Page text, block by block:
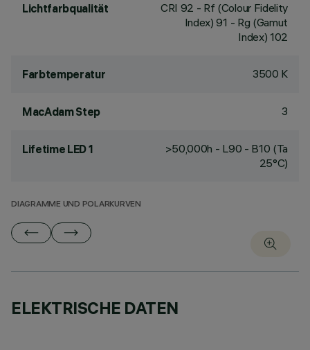
Lichtfarbqualität CRI 92 - Rf (Colour Fidelity
Index) 91 - Rg (Gamut
Index) 102
Farbtemperatur 3500 K
MacAdam Step 3
Lifetime LED 1
>50,000h - L90 - B10 (Ta
25°C)
DIAGRAMME UND POLARKURVEN
ELEKTRISCHE DATEN